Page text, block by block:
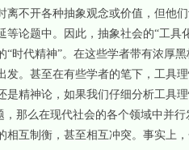
离不开各种抽象观念或价值，但他
等论题中。因此，抽象社会的“工
“时代精神”。在这些学者带有浓厚
发。甚至在有些学者的笔下，工具
精神论，如果我们仔细分析工具
么在现代社会的各个领域中并行
相互制衡，甚至相互冲突。事实上